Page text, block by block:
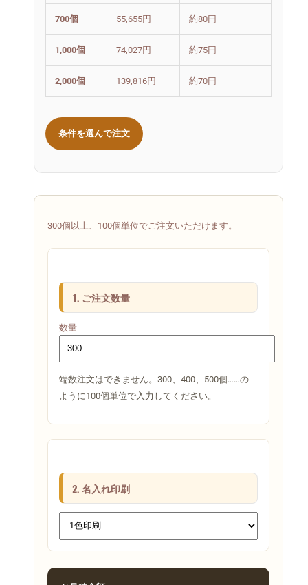
700個 55,655円 約80円
1,000個 74,027円 約75円
2,000個 139,816円 約70円
条件を選んで注文
300個以上、100個単位でご注文いただけます。
1. ご注文数量
数量
端数注文はできません。300、400、500個……の
ように100個単位で入力してください。
2. 名入れ印刷